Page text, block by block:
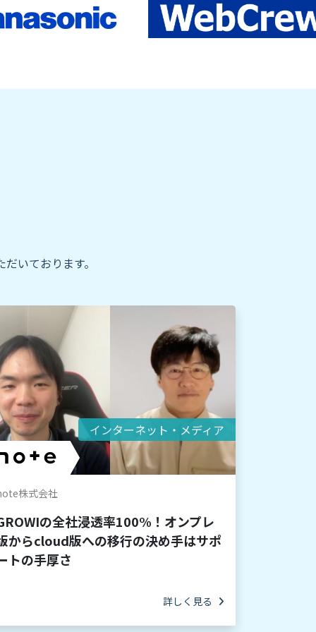
いております。
インターネット・メディア
株式会社
の全社浸透率100%！オンプレ
からcloud版への移行の決め手はサポ
トの手厚さ
詳しく見る